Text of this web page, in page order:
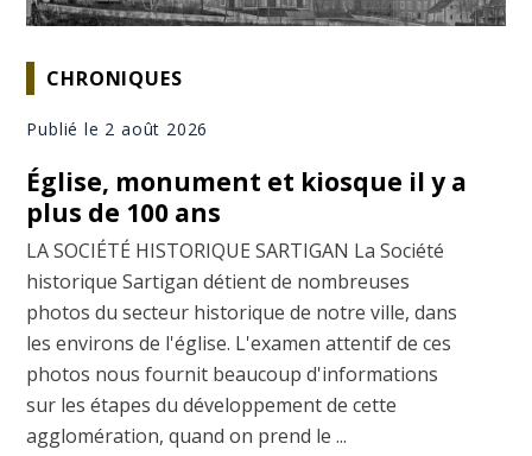
CHRONIQUES
Publié le 2 août 2026
Église, monument et kiosque il y a
plus de 100 ans
LA SOCIÉTÉ HISTORIQUE SARTIGAN La Société
historique Sartigan détient de nombreuses
photos du secteur historique de notre ville, dans
les environs de l'église. L'examen attentif de ces
photos nous fournit beaucoup d'informations
sur les étapes du développement de cette
agglomération, quand on prend le ...